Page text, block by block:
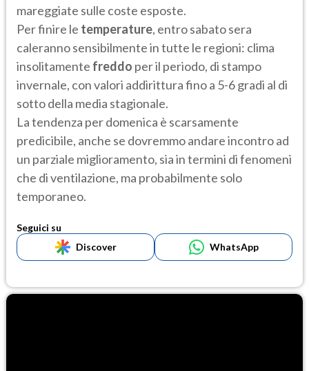
mareggiate sulle coste esposte.
Per finire le temperature, entro sabato sera
caleranno sensibilmente in tutte le regioni: clima
insolitamente freddo per il periodo, di stampo
invernale, con valori addirittura fino a 5-6 gradi al di
sotto della media stagionale.
La tendenza per domenica è scarsamente
predicibile, anche se dovremmo andare incontro ad
un parziale miglioramento, sia in termini di fenomeni
che di ventilazione, ma probabilmente solo
temporaneo.
Seguici su
Discover
WhatsApp